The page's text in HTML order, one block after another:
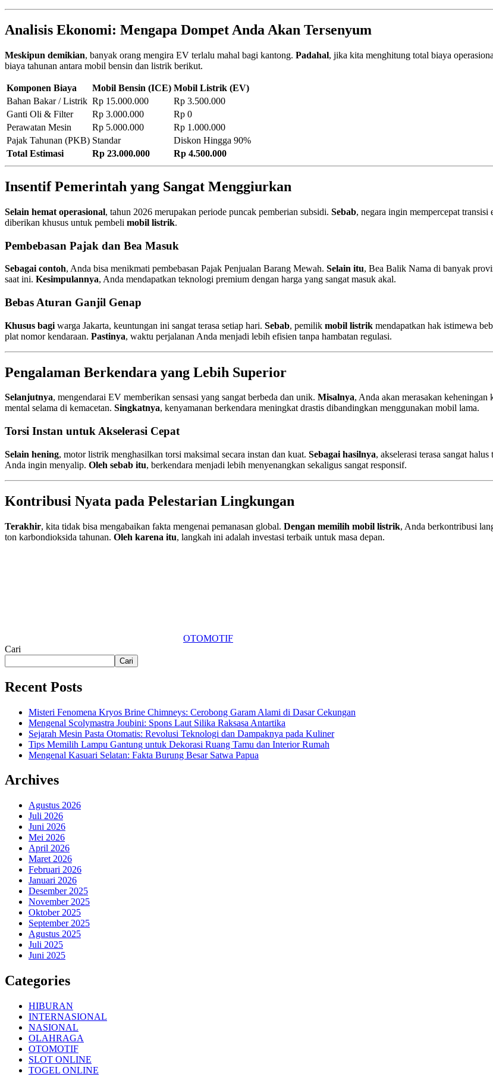
Analisis Ekonomi: Mengapa Dompet Anda Akan Tersenyum
Meskipun demikian, banyak orang mengira EV terlalu mahal bagi kantong. Padahal, jika kita menghitung total biaya
biaya tahunan antara mobil bensin dan listrik berikut.
Komponen Biaya Mobil Bensin (ICE) Mobil Listrik (EV)
Bahan Bakar / Listrik Rp 15.000.000
Rp 3.500.000
Ganti Oli & Filter
Rp 3.000.000
Rp 0
Perawatan Mesin
Rp 5.000.000
Rp 1.000.000
Pajak Tahunan (PKB) Standar
Diskon Hingga 90%
Total Estimasi
Rp 23.000.000 Rp 4.500.000
Insentif Pemerintah yang Sangat Menggiurkan
Selain hemat operasional, tahun 2026 merupakan periode puncak pemberian subsidi. Sebab, negara ingin mempercepat
diberikan khusus untuk pembeli mobil listrik.
Pembebasan Pajak dan Bea Masuk
Sebagai contoh, Anda bisa menikmati pembebasan Pajak Penjualan Barang Mewah. Selain itu, Bea Balik Nama di banyak
saat ini. Kesimpulannya, Anda mendapatkan teknologi premium dengan harga yang sangat masuk akal.
Bebas Aturan Ganjil Genap
Khusus bagi warga Jakarta, keuntungan ini sangat terasa setiap hari. Sebab, pemilik mobil listrik mendapatkan hak istimewa
plat nomor kendaraan. Pastinya, waktu perjalanan Anda menjadi lebih efisien tanpa hambatan regulasi.
Pengalaman Berkendara yang Lebih Superior
Selanjutnya, mengendarai EV memberikan sensasi yang sangat berbeda dan unik. Misalnya, Anda akan merasakan keheningan
mental selama di kemacetan. Singkatnya, kenyamanan berkendara meningkat drastis dibandingkan menggunakan mobil lama.
Torsi Instan untuk Akselerasi Cepat
Selain hening, motor listrik menghasilkan torsi maksimal secara instan dan kuat. Sebagai hasilnya, akselerasi terasa sangat
Anda ingin menyalip. Oleh sebab itu, berkendara menjadi lebih menyenangkan sekaligus sangat responsif.
Kontribusi Nyata pada Pelestarian Lingkungan
Terakhir, kita tidak bisa mengabaikan fakta mengenai pemanasan global. Dengan memilih mobil listrik, Anda berkontribusi
ton karbondioksida tahunan. Oleh karena itu, langkah ini adalah investasi terbaik untuk masa depan.
OTOMOTIF
Cari
Cari
Recent Posts
Misteri Fenomena Kryos Brine Chimneys: Cerobong Garam Alami di Dasar Cekungan
Mengenal Scolymastra Joubini: Spons Laut Silika Raksasa Antartika
Sejarah Mesin Pasta Otomatis: Revolusi Teknologi dan Dampaknya pada Kuliner
Tips Memilih Lampu Gantung untuk Dekorasi Ruang Tamu dan Interior Rumah
Mengenal Kasuari Selatan: Fakta Burung Besar Satwa Papua
Archives
Agustus 2026
Juli 2026
Juni 2026
Mei 2026
April 2026
Maret 2026
Februari 2026
Januari 2026
Desember 2025
November 2025
Oktober 2025
September 2025
Agustus 2025
Juli 2025
Juni 2025
Categories
HIBURAN
INTERNASIONAL
NASIONAL
OLAHRAGA
OTOMOTIF
SLOT ONLINE
TOGEL ONLINE